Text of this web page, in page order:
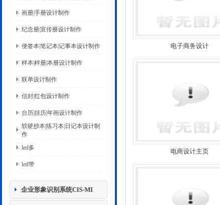
画册|手册设计制作
纪念册|宣传册设计制作
便签本|笔记本|记事本设计制作
样本|样册|本册设计制作
联单设计制作
信封|红包设计制作
台历|挂历|年画设计制作
软硬抄本|练习本|日记本设计制
作
led多
led带
企业形象识别系统CIS-MI
电子商务设计
电商设计主页